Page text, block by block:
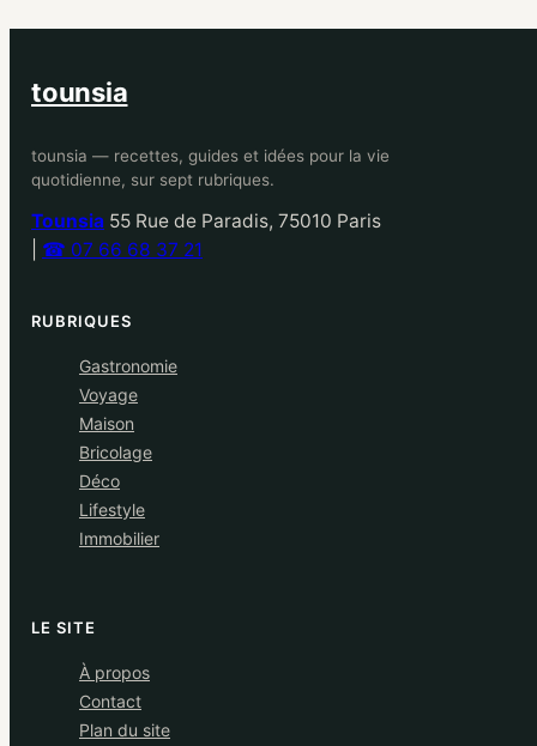
tounsia
tounsia — recettes, guides et idées pour la vie
quotidienne, sur sept rubriques.
Tounsia 55 Rue de Paradis, 75010 Paris
☎ 07 66 68 37 21
RUBRIQUES
Gastronomie
Voyage
Maison
Bricolage
Déco
Lifestyle
Immobilier
LE SITE
À propos
Contact
Plan du site